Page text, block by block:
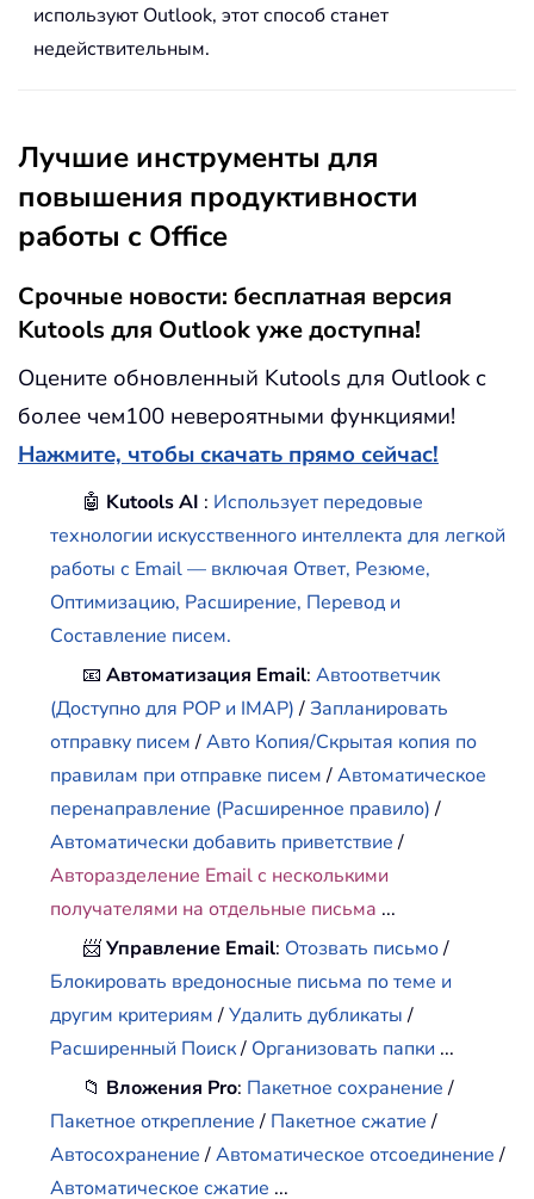
используют Outlook, этот способ станет
недействительным.
Лучшие инструменты для
повышения продуктивности
работы с Office
Срочные новости: бесплатная версия
Kutools для Outlook уже доступна!
Оцените обновленный Kutools для Outlook с
более чем100 невероятными функциями!
Нажмите, чтобы скачать прямо сейчас!
🤖 Kutools AI : Использует передовые
технологии искусственного интеллекта для легкой
работы с Email — включая Ответ, Резюме,
Оптимизацию, Расширение, Перевод и
Составление писем.
📧Автоматизация Email:Автоответчик
(Доступно для POP и IMAP)/Запланировать
отправку писем/Авто Копия/Скрытая копия по
правилам при отправке писем/Автоматическое
перенаправление (Расширенное правило)/
Автоматически добавить приветствие/
Авторазделение Email с несколькими
получателями на отдельные письма ...
📨Управление Email: Отозвать письмо/
Блокировать вредоносные письма по теме и
другим критериям/Удалить дубликаты/
Расширенный Поиск/ Организовать папки ...
📁 Вложения Pro: Пакетное сохранение/
Пакетное открепление/ Пакетное сжатие/
Автосохранение/Автоматическое отсоединение/
Автоматическое сжатие ...